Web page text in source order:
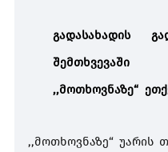
გადასახადის
,,მოთხოვნაზე“
,,მოთხოვნაზე“ უარის